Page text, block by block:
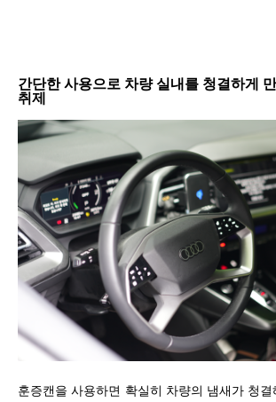
간단한 사용으로 차량 실내를 청결하게
취제
훈증캔을 사용하면 확실히 차량의 냄새가 청